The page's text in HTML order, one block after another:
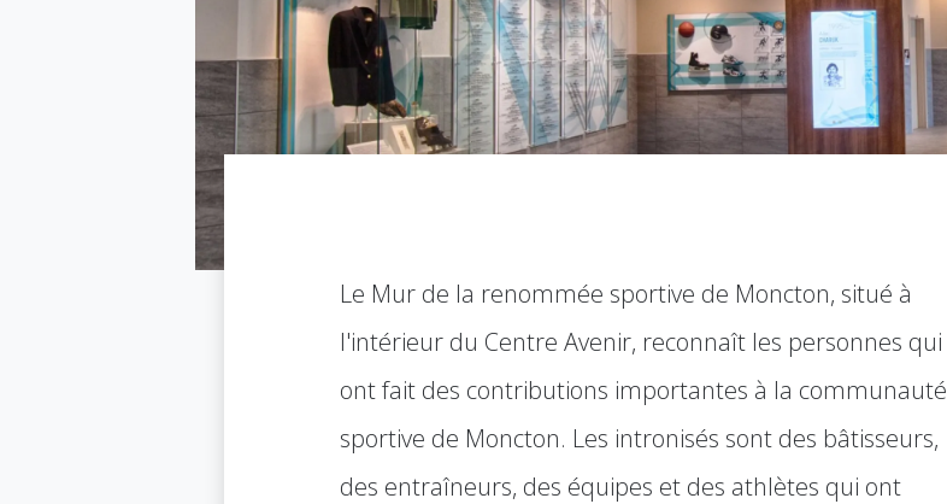
Le Mur de la renommée sportive de Moncton, situé à
l'intérieur du Centre Avenir, reconnaît les personnes qui
ont fait des contributions importantes à la communauté
sportive de Moncton. Les intronisés sont des bâtisseurs,
des entraîneurs, des équipes et des athlètes qui ont